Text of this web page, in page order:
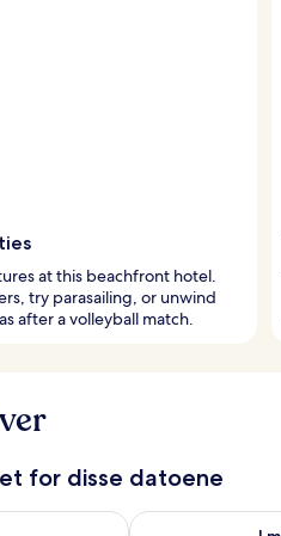
at this beachfront hotel.
try parasailing, or unwind
after a volleyball match.
for disse datoene
kveld, aug. 6 - aug. 7
Sjekk